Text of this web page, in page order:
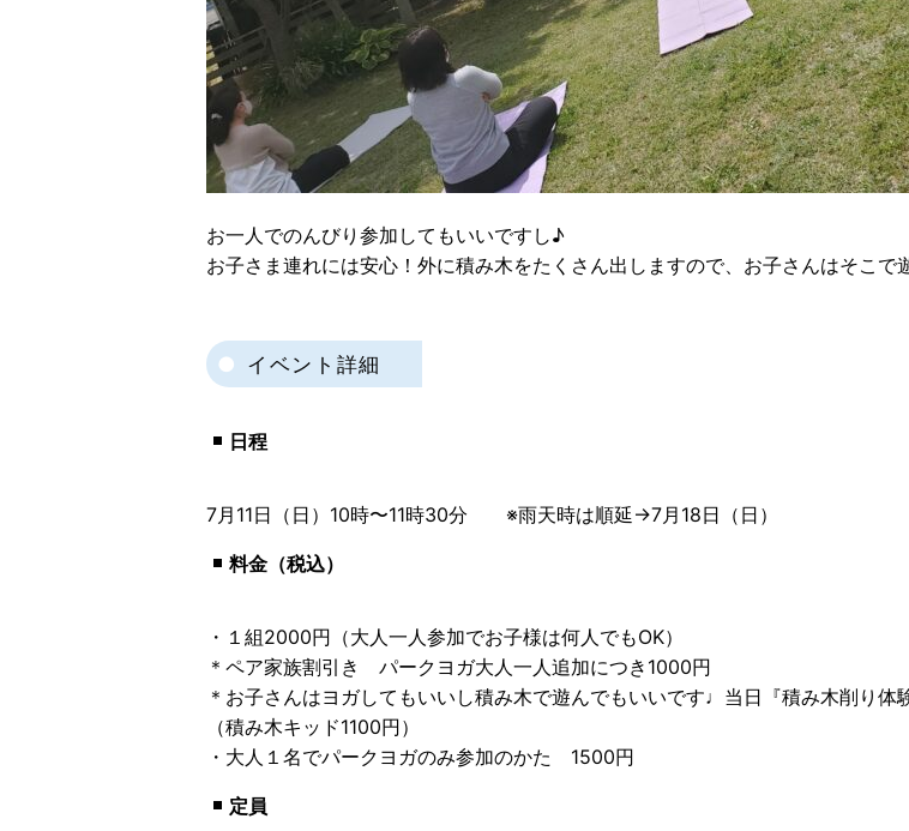
お一人でのんびり参加してもいいですし♪
お子さま連れには安心！外に積み木をたくさん出しますので、お子さんはそこ
イベント詳細
日程
7月11日（日）10時〜11時30分 ※雨天時は順延→7月18日（日）
料金（税込）
・１組2000円（大人一人参加でお子様は何人でもOK）
＊ペア家族割引き パークヨガ大人一人追加につき1000円
＊お子さんはヨガしてもいいし積み木で遊んでもいいです♩当日『積み木削り体
（積み木キッド1100円）
・大人１名でパークヨガのみ参加のかた 1500円
定員